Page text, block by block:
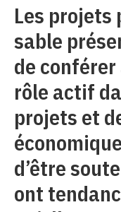
Les projets
sable
de
rôle actif
projets et
d’être
ont